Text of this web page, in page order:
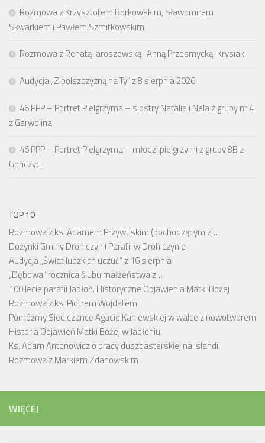
Rozmowa z Krzysztofem Borkowskim, Sławomirem
Skwarkiem i Pawłem Szmitkowskim
Rozmowa z Renatą Jaroszewską i Anną Przesmycką-Krysiak
Audycja „Z polszczyzną na Ty” z 8 sierpnia 2026
46 PPP – Portret Pielgrzyma – siostry Natalia i Nela z grupy nr 4
z Garwolina
46 PPP – Portret Pielgrzyma – młodzi pielgrzymi z grupy 8B z
Gończyc
TOP 10
Rozmowa z ks. Adamem Przywuskim (pochodzącym z…
Dożynki Gminy Drohiczyn i Parafii w Drohiczynie
Audycja „Świat ludzkich uczuć” z 16 sierpnia
„Dębowa” rocznica ślubu małżeństwa z…
100 lecie parafii Jabłoń. Historyczne Objawienia Matki Bożej
Rozmowa z ks. Piotrem Wojdatem
Pomóżmy Siedlczance Agacie Kaniewskiej w walce z nowotworem
Historia Objawień Matki Bożej w Jabłoniu
Ks. Adam Antonowicz o pracy duszpasterskiej na Islandii
Rozmowa z Markiem Zdanowskim
WIĘCEJ